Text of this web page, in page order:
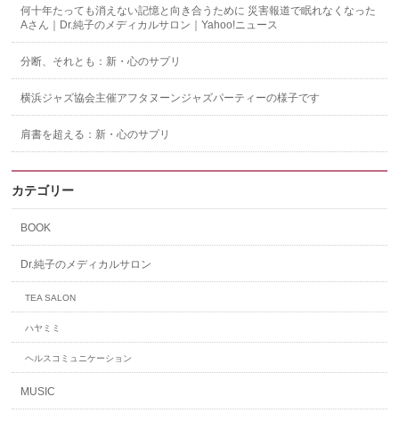
何十年たっても消えない記憶と向き合うために 災害報道で眠れなくなった
Aさん｜Dr.純子のメディカルサロン｜Yahoo!ニュース
分断、それとも：新・心のサプリ
横浜ジャズ協会主催アフタヌーンジャズパーティーの様子です
肩書を超える：新・心のサプリ
カテゴリー
BOOK
Dr.純子のメディカルサロン
TEA SALON
ハヤミミ
ヘルスコミュニケーション
MUSIC